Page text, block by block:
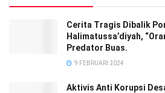
Cerita Tragis Dibalik
Halimatussa’diyah,
Predator Buas.
9 FEBRUARI 2024
Aktivis Anti Korupsi